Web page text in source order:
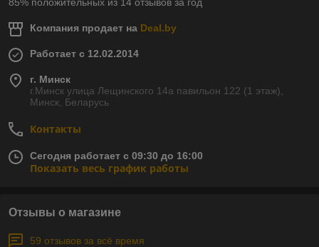
Компания продает на Deal.by
Работает с 12.02.2014
г. Минск
г.Минск улица Лещинского 14а павильон 122 (1 этаж),
Минск, Беларусь
Контакты
Сегодня работает с 09:30 до 16:00
Показать весь график работы
Отзывы о магазине
59 отзывов за всё время